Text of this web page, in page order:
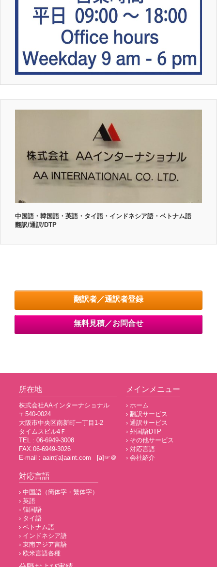
中国語・韓国語・英語・タイ語・インドネシア語・ベトナム語
翻訳/通訳/DTP
翻訳者／通訳者登録
無料見積／お問合せ
所在地
株式会社AAインターナショナル
〒540-0024
大阪市中央区南新町一丁目1-2
タイムスビル4Ｆ
TEL : 06-6949-3008
FAX:06-6949-3026
E-mail : aaint[a]aaint.com [a]☞＠
メインメニュー
› ホーム
› 翻訳サービス
› 通訳サービス
› 外国語DTP
› その他サービス
› 対応言語
› 会社紹介
対応言語
› 中国語（簡体字・繁体字）
› 英語
› 韓国語
› タイ語
› ベトナム語
› インドネシア語
› 東南アジア言語
› 欧米言語各種